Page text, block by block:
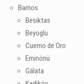
Barrios
Besiktas
Beyoglu
Cuerno de Oro
Eminönü
Gálata